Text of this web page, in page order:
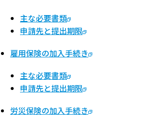
主な必要書類
申請先と提出期限
雇用保険の加入手続き
主な必要書類
申請先と提出期限
労災保険の加入手続き